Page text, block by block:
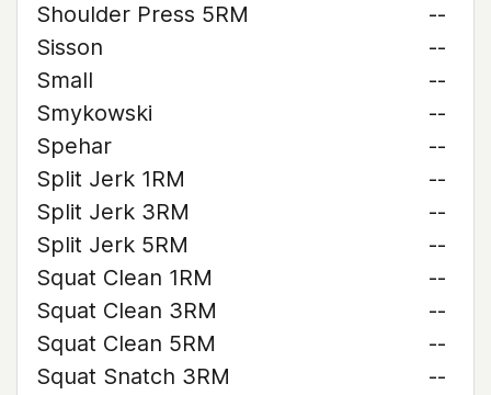
Shoulder Press 5RM
--
Sisson
--
Small
--
Smykowski
--
Spehar
--
Split Jerk 1RM
--
Split Jerk 3RM
--
Split Jerk 5RM
--
Squat Clean 1RM
--
Squat Clean 3RM
--
Squat Clean 5RM
--
Squat Snatch 3RM
--